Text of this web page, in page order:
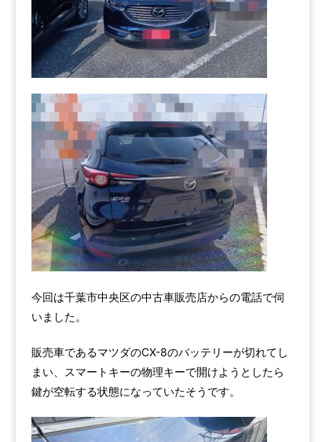
今回は千葉市中央区の中古車販売店からの電話で伺
いました。
販売車であるマツダのCX-8のバッテリーが切れてし
まい、スマートキーの物理キーで開けようとしたら
鍵が空転する状態になっていたそうです。